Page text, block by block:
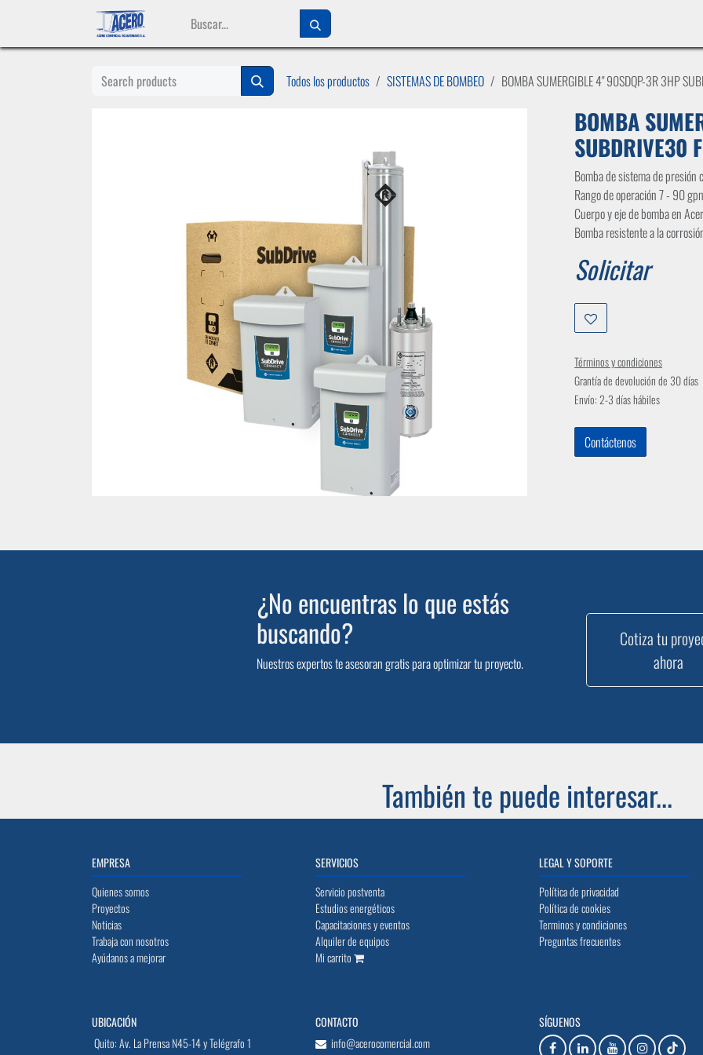
Todos los productos SISTEMAS DE BOMBEO BOMBA SUMERGIBLE 4" 90SDQP-3R 3HP
BOMBA
SUBDRIVE30
Bomba de sistema de presión
Rango de operación 7 - 90
Cuerpo y eje de bomba en
Bomba resistente a la
Solicitar
Términos y condiciones
Grantía de devolución de 30 días
Envío: 2-3 días hábiles
Contáctenos
¿No encuentras lo que estás
buscando?
Nuestros expertos te asesoran gratis para optimizar tu proyecto.
Cotiza tu
ahora
También te puede interesar...
EMPRESA
Quienes somos
Proyectos
Noticias
Trabaja con nosotros
Ayúdanos a mejorar
SERVICIOS
Servicio postventa
Estudios energéticos
Capacitaciones y eventos
Alquiler de equipos
Mi carrito
LEGAL Y SOPORTE
Política de privacidad
Política de cookies
Terminos y condiciones
Preguntas frecuentes
UBICACIÓN
Quito: Av. La Prensa N45-14 y Telégrafo 1
CONTACTO
info@acerocomercial.com
SÍGUENOS